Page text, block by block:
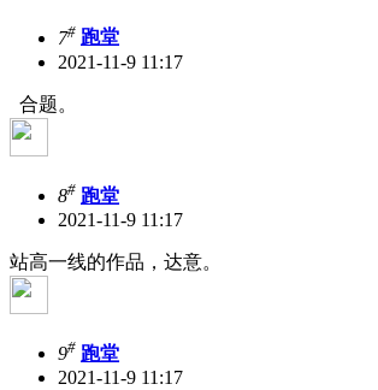
7# 跑堂
2021-11-9 11:17
合题。
8# 跑堂
2021-11-9 11:17
站高一线的作品，达意。
9# 跑堂
2021-11-9 11:17